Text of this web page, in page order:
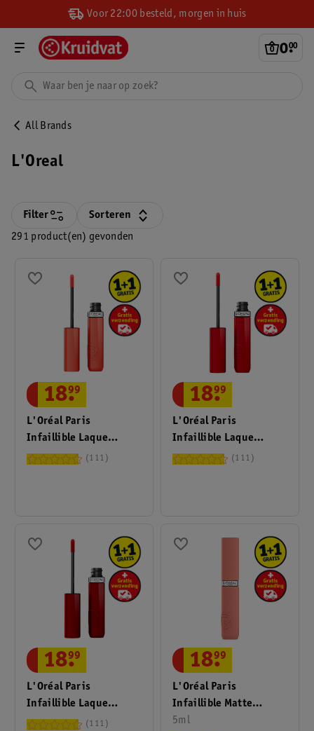
Voor 22:00 besteld, morgen in huis
0.
00
All Brands
L'Oreal
291 product(en) gevonden
Filter Sorteren
L'Oréal Paris
Infaillible Laque
Resistance 601 Worth
18.
99
111
L'Oréal Paris
Infaillible Laque
Resistance 420 Le
18.
99
111
L'Oréal Paris
Infaillible Laque
Resistance 520 Berry
18.
99
111
L'Oréal Paris
Infaillible Matte
Resistance 601 Worth
5ml
18.
99